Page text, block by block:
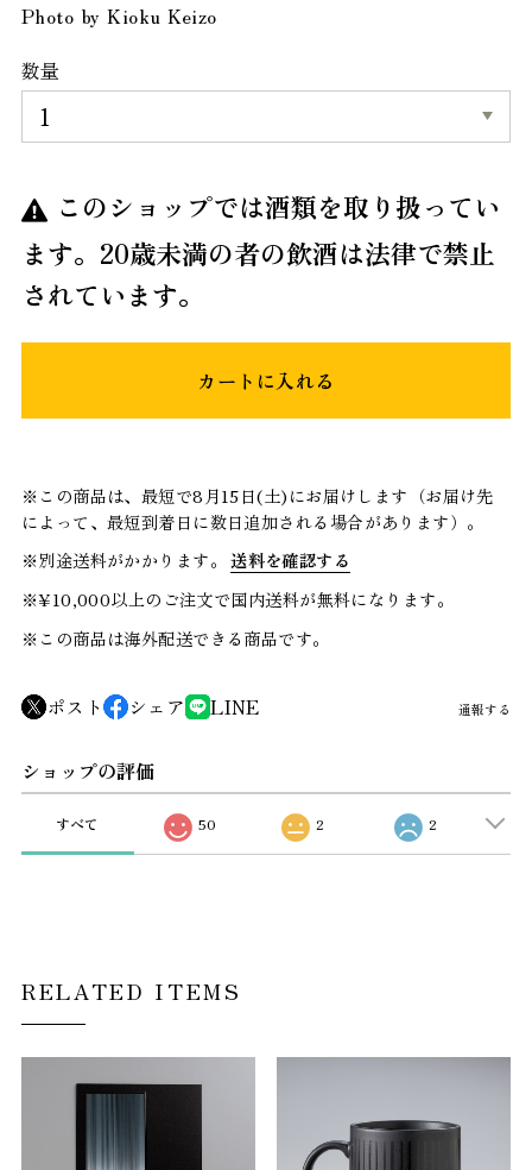
Photo by Kioku Keizo
数量
このショップでは酒類を取り扱ってい
ます。20歳未満の者の飲酒は法律で禁止
されています。
カートに入れる
※この商品は、最短で8月15日(土)にお届けします（お届け先
によって、最短到着日に数日追加される場合があります）。
※別途送料がかかります。 送料を確認する
※¥10,000以上のご注文で国内送料が無料になります。
※この商品は海外配送できる商品です。
ポスト シェア LINE 通報する
ショップの評価
すべて 50 2 2
RELATED ITEMS